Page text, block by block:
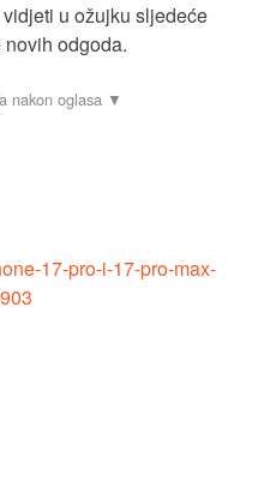
u ožujku sljedeće
odgoda.
17-pro-i-17-pro-max-